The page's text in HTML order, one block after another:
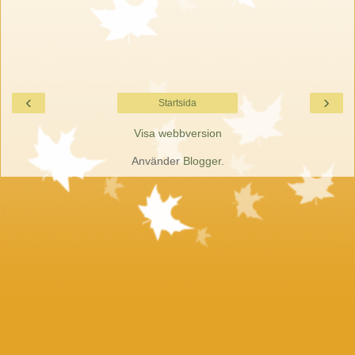
‹ ›
Startsida
Visa webbversion
Använder Blogger.